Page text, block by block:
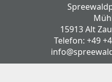
15913 Alt
Telefon: +49